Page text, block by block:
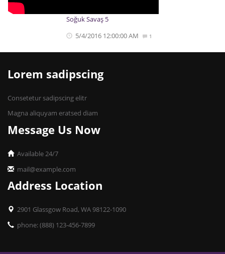
Soğuk Savaş 5
5/4/2016 12:00:00 AM 1
Lorem sadipscing
Consetetur sadipscing elitr
Magna aliquyam eratsed diam
Message Us Now
Available 24/7
mail@example.com
Address Location
2901 Glassgow Road, WA 98122-1090
phone: (888) 123-456-7899